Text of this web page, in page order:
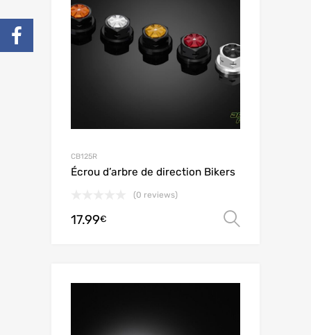
CB125R
Écrou d’arbre de direction Bikers
(0 reviews)
17.99€